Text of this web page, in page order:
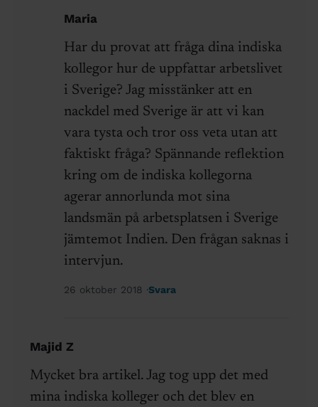
Maria
Har du provat att fråga dina indiska
kollegor hur de uppfattar arbetslivet
i Sverige? Jag misstänker att en
nackdel med Sverige är att vi kan
vara tysta och tror oss veta utan att
faktiskt fråga? Spännande reflektion
kring om de indiska kollegorna
agerar annorlunda mot sina
landsmän på arbetsplatsen i Sverige
jämtemot Indien. Den frågan saknas i
intervjun.
26 oktober 2018 Svara
Majid Z
Mycket bra artikel. Jag tog upp det med
mina indiska kolleger och det blev en